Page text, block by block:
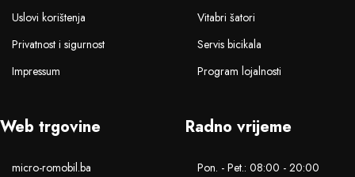
Uslovi korištenja
Privatnost i sigurnost
Impressum
Vitabri šatori
Servis bicikala
Program lojalnosti
Web trgovine
micro-romobil.ba
Radno vrijeme
Pon. - Pet.: 08:00 - 20:00